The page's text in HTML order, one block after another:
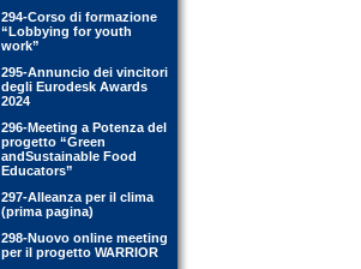
294-Corso di formazione
“Lobbying for youth
work”
295-Annuncio dei vincitori
degli Eurodesk Awards
2024
296-Meeting a Potenza del
progetto “Green
andSustainable Food
Educators”
297-Alleanza per il clima
(prima pagina)
298-Nuovo online meeting
per il progetto WARRIOR